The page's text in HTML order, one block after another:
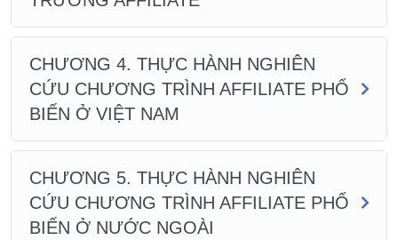
CHƯƠNG 4. THỰC HÀNH NGHIÊN
CỨU CHƯƠNG TRÌNH AFFILIATE PHỔ
BIẾN Ở VIỆT NAM
CHƯƠNG 5. THỰC HÀNH NGHIÊN
CỨU CHƯƠNG TRÌNH AFFILIATE PHỔ
BIẾN Ở NƯỚC NGOÀI